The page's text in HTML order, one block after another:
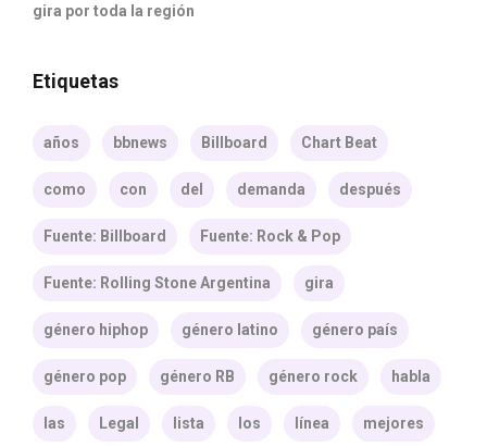
gira por toda la región
Etiquetas
años bbnews Billboard Chart Beat
como con del demanda después
Fuente: Billboard Fuente: Rock & Pop
Fuente: Rolling Stone Argentina gira
género hiphop género latino género país
género pop género RB género rock habla
las Legal lista los línea mejores